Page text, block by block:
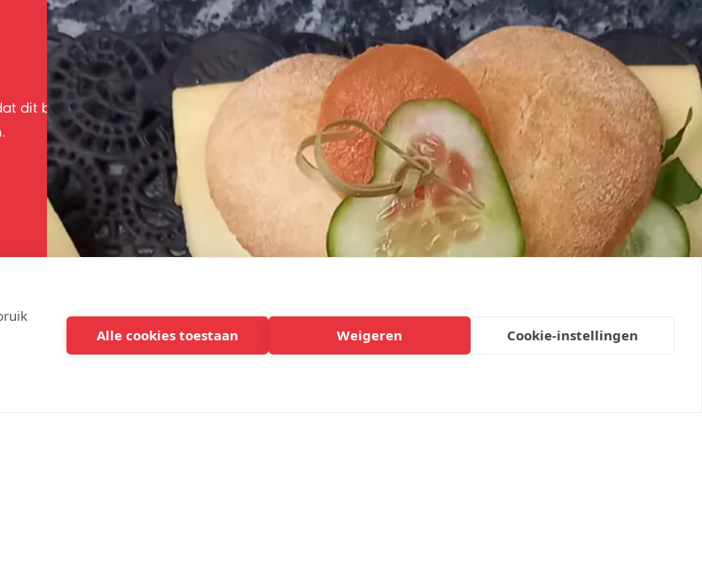
Alle cookies toestaan Weigeren Cookie-instellingen
dit bijdraagt aan de ontwikkeling van de leerlingen. We kiezen voor een positieve aanpak,